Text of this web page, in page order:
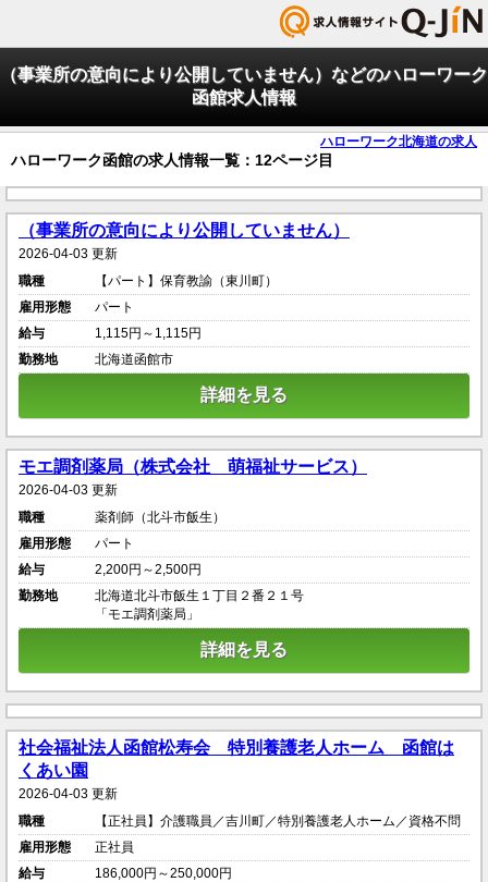
（事業所の意向により公開していません）などのハローワーク
函館求人情報
ハローワーク北海道の求人
ハローワーク函館の求人情報一覧：12ページ目
（事業所の意向により公開していません）
2026-04-03 更新
職種
【パート】保育教諭（東川町）
雇用形態
パート
給与
1,115円～1,115円
勤務地
北海道函館市
詳細を見る
モエ調剤薬局（株式会社 萌福祉サービス）
2026-04-03 更新
職種
薬剤師（北斗市飯生）
雇用形態
パート
給与
2,200円～2,500円
勤務地
北海道北斗市飯生１丁目２番２１号
「モエ調剤薬局」
詳細を見る
社会福祉法人函館松寿会 特別養護老人ホーム 函館は
くあい園
2026-04-03 更新
職種
【正社員】介護職員／吉川町／特別養護老人ホーム／資格不問
雇用形態
正社員
給与
186,000円～250,000円